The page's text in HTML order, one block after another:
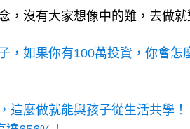
沒有大家想像中的難，去做就
，如果你有100萬投資，你會怎
這麼做就能與孩子從生活共學！